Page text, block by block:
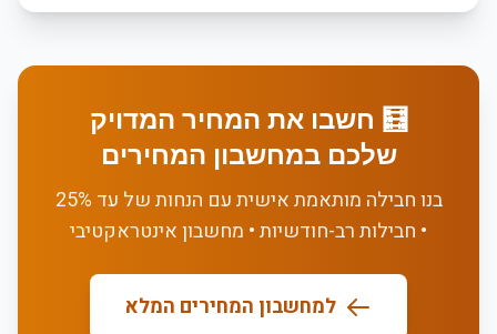
🧮 חשבו את המחיר המדויק
שלכם במחשבון המחירים
בנו חבילה מותאמת אישית עם הנחות של עד 25%
• חבילות רב-חודשיות • מחשבון אינטראקטיבי
למחשבון המחירים המלא